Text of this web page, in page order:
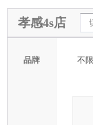
孝感4s店
品牌 不限